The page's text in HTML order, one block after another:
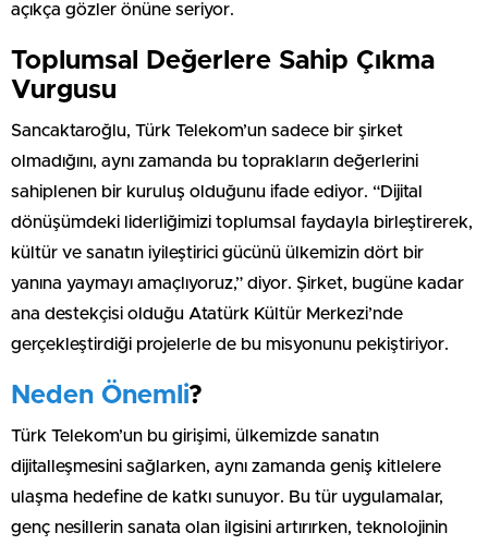
açıkça gözler önüne seriyor.
Toplumsal Değerlere Sahip Çıkma
Vurgusu
Sancaktaroğlu, Türk Telekom’un sadece bir şirket
olmadığını, aynı zamanda bu toprakların değerlerini
sahiplenen bir kuruluş olduğunu ifade ediyor. “Dijital
dönüşümdeki liderliğimizi toplumsal faydayla birleştirerek,
kültür ve sanatın iyileştirici gücünü ülkemizin dört bir
yanına yaymayı amaçlıyoruz,” diyor. Şirket, bugüne kadar
ana destekçisi olduğu Atatürk Kültür Merkezi’nde
gerçekleştirdiği projelerle de bu misyonunu pekiştiriyor.
Neden Önemli?
Türk Telekom’un bu girişimi, ülkemizde sanatın
dijitalleşmesini sağlarken, aynı zamanda geniş kitlelere
ulaşma hedefine de katkı sunuyor. Bu tür uygulamalar,
genç nesillerin sanata olan ilgisini artırırken, teknolojinin